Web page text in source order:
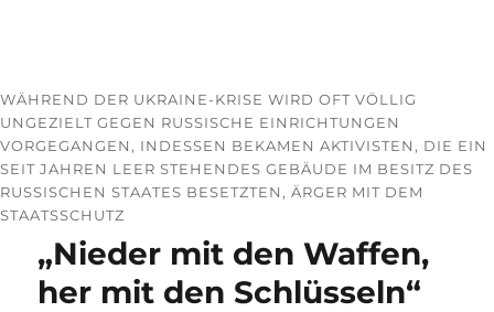
WÄHREND DER UKRAINE-KRISE WIRD OFT VÖLLIG
UNGEZIELT GEGEN RUSSISCHE EINRICHTUNGEN
VORGEGANGEN, INDESSEN BEKAMEN AKTIVISTEN, DIE EIN
SEIT JAHREN LEER STEHENDES GEBÄUDE IM BESITZ DES
RUSSISCHEN STAATES BESETZTEN, ÄRGER MIT DEM
STAATSSCHUTZ
„Nieder mit den Waffen,
her mit den Schlüsseln“